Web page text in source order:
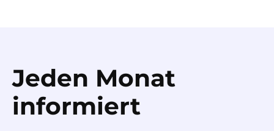
Jeden Monat
informiert